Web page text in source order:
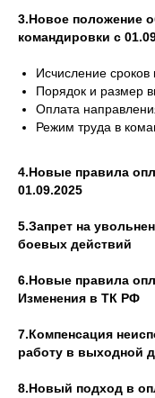
3.Новое положение
командировки с
Исчисление сроков
Порядок и размер
Оплата
Режим труда в
4.Новые правила
01.09.2025
5.Запрет на
боевых действий
6.Новые правила
Изменения в ТК РФ
7.Компенсация
работу в выходной
8.Новый подход в